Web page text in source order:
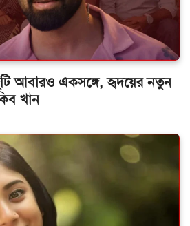
আবারও একসঙ্গে, হৃদয়ের নতুন
খান